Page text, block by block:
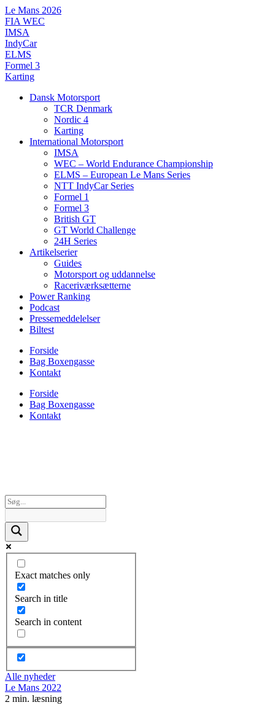
Videre
til
indhold
Le Mans 2026
FIA WEC
IMSA
IndyCar
ELMS
Formel 3
Karting
Dansk Motorsport
TCR Denmark
Nordic 4
Karting
International Motorsport
IMSA
WEC – World Endurance Championship
ELMS – European Le Mans Series
NTT IndyCar Series
Formel 1
Formel 3
British GT
GT World Challenge
24H Series
Artikelserier
Guides
Motorsport og uddannelse
Raceriværksætterne
Power Ranking
Podcast
Pressemeddelelser
Biltest
Forside
Bag Boxengasse
Kontakt
Forside
Bag Boxengasse
Kontakt
Exact matches only
Search in title
Search in content
Alle nyheder
Le Mans 2022
2 min. læsning